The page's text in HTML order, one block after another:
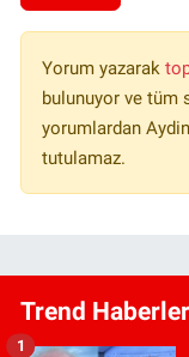
Yorum yazarak
bulunuyor ve tüm
yorumlardan
tutulamaz.
Trend Haberler
1